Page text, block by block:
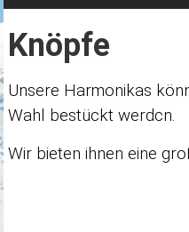
Klang
kombiniert
mit
Design
Knöpfe
Unsere Harmonikas
Wahl bestückt werdcn.
Wir bieten ihnen eine